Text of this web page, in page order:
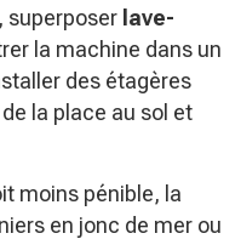
superposer lave-
la machine dans un
des étagères
la place au sol et
moins pénible, la
en jonc de mer ou